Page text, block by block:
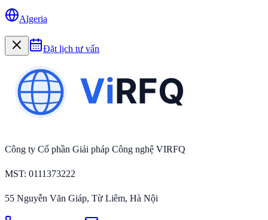
Algeria
Đặt lịch tư vấn
Công ty Cổ phần Giải pháp Công nghệ VIRFQ
MST: 0111373222
55 Nguyễn Văn Giáp, Từ Liêm, Hà Nội